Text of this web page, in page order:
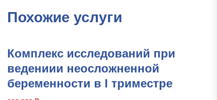
II
триместре
Похожие услуги
Комплекс исследований при
ведениии неосложненной
беременности в I триместре